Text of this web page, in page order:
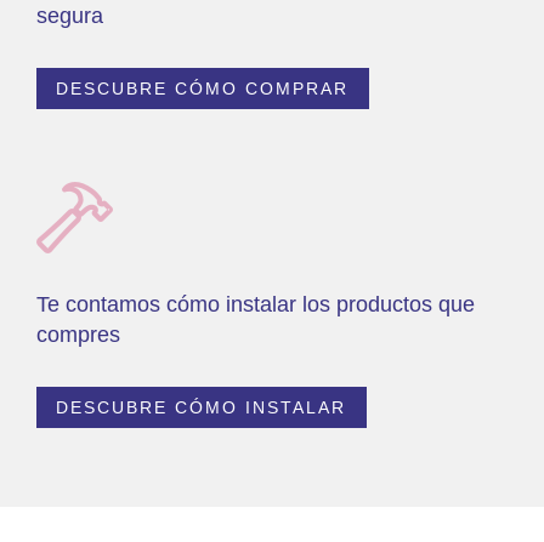
segura
DESCUBRE CÓMO COMPRAR
Te contamos cómo instalar los productos que
compres
DESCUBRE CÓMO INSTALAR